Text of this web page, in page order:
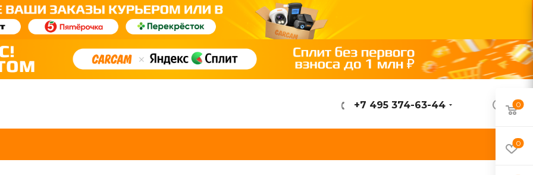
ВОЙТИ
+7 495 374-63-44 0
0